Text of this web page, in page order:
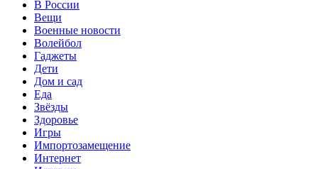
В России
Вещи
Военные новости
Волейбол
Гаджеты
Дети
Дом и сад
Еда
Звёзды
Здоровье
Игры
Импортозамещение
Интернет